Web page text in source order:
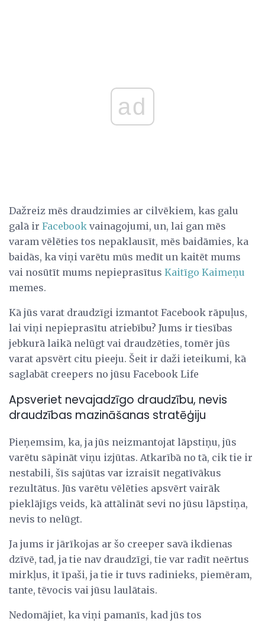
ad
Dažreiz mēs draudzimies ar cilvēkiem, kas galu
galā ir Facebook vainagojumi, un, lai gan mēs
varam vēlēties tos nepaklausīt, mēs baidāmies, ka
baidās, ka viņi varētu mūs medīt un kaitēt mums
vai nosūtīt mums nepieprasītus Kaitīgo Kaimeņu
memes.
Kā jūs varat draudzīgi izmantot Facebook rāpuļus,
lai viņi nepieprasītu atriebību? Jums ir tiesības
jebkurā laikā nelūgt vai draudzēties, tomēr jūs
varat apsvērt citu pieeju. Šeit ir daži ieteikumi, kā
saglabāt creepers no jūsu Facebook Life
Apsveriet nevajadzīgo draudzību, nevis
draudzības mazināšanas stratēģiju
Pieņemsim, ka, ja jūs neizmantojat lāpstiņu, jūs
varētu sāpināt viņu izjūtas. Atkarībā no tā, cik tie ir
nestabili, šīs sajūtas var izraisīt negatīvākus
rezultātus. Jūs varētu vēlēties apsvērt vairāk
pieklājīgs veids, kā attālināt sevi no jūsu lāpstiņa,
nevis to nelūgt.
Ja jums ir jārīkojas ar šo creeper savā ikdienas
dzīvē, tad, ja tie nav draudzīgi, tie var radīt neērtus
mirkļus, it īpaši, ja tie ir tuvs radinieks, piemēram,
tante, tēvocis vai jūsu laulātais.
Nedomājiet, ka viņi pamanīs, kad jūs tos